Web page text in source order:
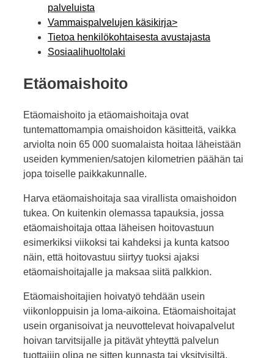
palveluista
Vammaispalvelujen käsikirja>
Tietoa henkilökohtaisesta avustajasta
Sosiaalihuoltolaki
Etäomaishoito
Etäomaishoito ja etäomaishoitaja ovat
tuntemattomampia omaishoidon käsitteitä, vaikka
arviolta noin 65 000 suomalaista hoitaa läheistään
useiden kymmenien/satojen kilometrien päähän tai
jopa toiselle paikkakunnalle.
Harva etäomaishoitaja saa virallista omaishoidon
tukea. On kuitenkin olemassa tapauksia, jossa
etäomaishoitaja ottaa läheisen hoitovastuun
esimerkiksi viikoksi tai kahdeksi ja kunta katsoo
näin, että hoitovastuu siirtyy tuoksi ajaksi
etäomaishoitajalle ja maksaa siitä palkkion.
Etäomaishoitajien hoivatyö tehdään usein
viikonloppuisin ja loma-aikoina. Etäomaishoitajat
usein organisoivat ja neuvottelevat hoivapalvelut
hoivan tarvitsijalle ja pitävät yhteyttä palvelun
tuottajiin olipa ne sitten kunnasta tai yksityisiltä.